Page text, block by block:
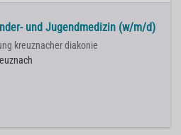
und Jugendmedizin (w/m/d)
kreuznacher diakonie